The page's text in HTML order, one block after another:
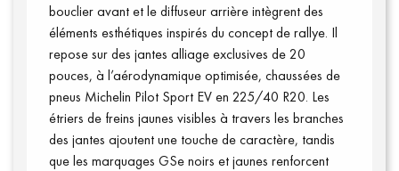
bouclier avant et le diffuseur arrière intègrent des
éléments esthétiques inspirés du concept de rallye. Il
repose sur des jantes alliage exclusives de 20
pouces, à l’aérodynamique optimisée, chaussées de
pneus Michelin Pilot Sport EV en 225/40 R20. Les
étriers de freins jaunes visibles à travers les branches
des jantes ajoutent une touche de caractère, tandis
que les marquages GSe noirs et jaunes renforcent